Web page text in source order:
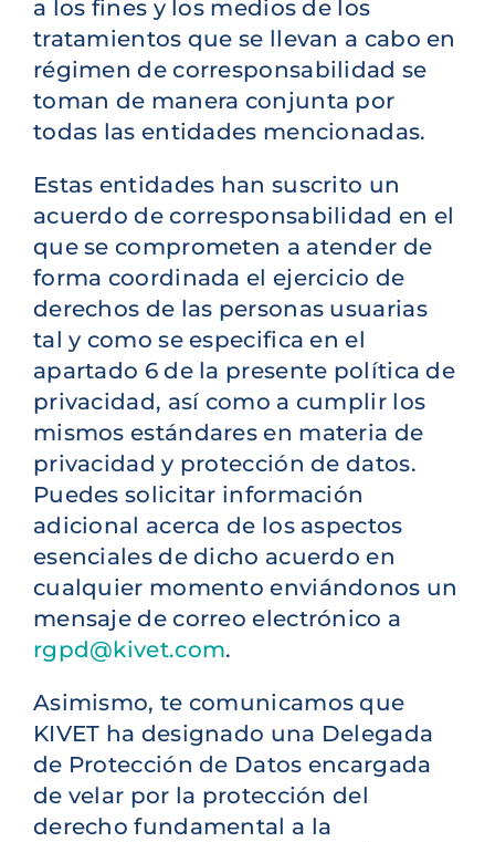
a los fines y los medios de los
tratamientos que se llevan a cabo en
régimen de corresponsabilidad se
toman de manera conjunta por
todas las entidades mencionadas.
Estas entidades han suscrito un
acuerdo de corresponsabilidad en el
que se comprometen a atender de
forma coordinada el ejercicio de
derechos de las personas usuarias
tal y como se especifica en el
apartado 6 de la presente política de
privacidad, así como a cumplir los
mismos estándares en materia de
privacidad y protección de datos.
Puedes solicitar información
adicional acerca de los aspectos
esenciales de dicho acuerdo en
cualquier momento enviándonos un
mensaje de correo electrónico a
rgpd@kivet.com.
Asimismo, te comunicamos que
KIVET ha designado una Delegada
de Protección de Datos encargada
de velar por la protección del
derecho fundamental a la